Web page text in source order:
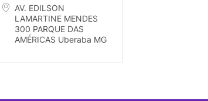
AV. EDILSON
LAMARTINE MENDES
300 PARQUE DAS
AMÉRICAS Uberaba MG